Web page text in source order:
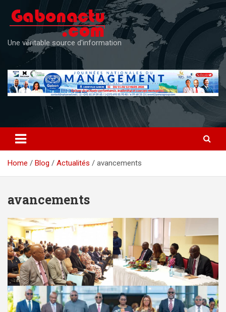
content
Une véritable source d'information
Home Blog Actualités avancements
avancements